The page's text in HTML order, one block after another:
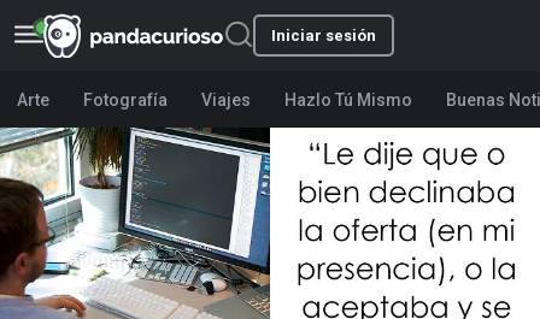
Iniciar sesión
Arte Fotografía Viajes Hazlo Tú Mismo Buenas